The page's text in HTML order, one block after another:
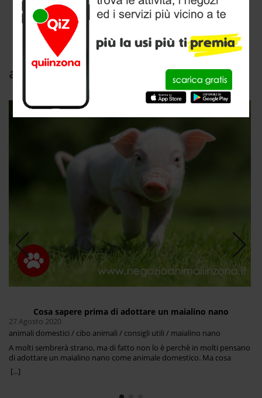
Via G. Zanardelli 99, 25089, Villanuova Sul Clisi
articoli
Cosa sapere prima di adottare un maialino nano
27 Agosto 2020
animali domestici / cibo animali / consigli utili / maialino nano
A molti sembrerà strano, ma di fatto non lo è perchè in molti pensano
di adottare un maialino nano come animale domestico. Ma cosa
bisogna sapere prima di adottarne uno? Intanto il maialino nano,
conosciuto anche come maialino a pancia tazza o anche vietnamita, fa
[...]